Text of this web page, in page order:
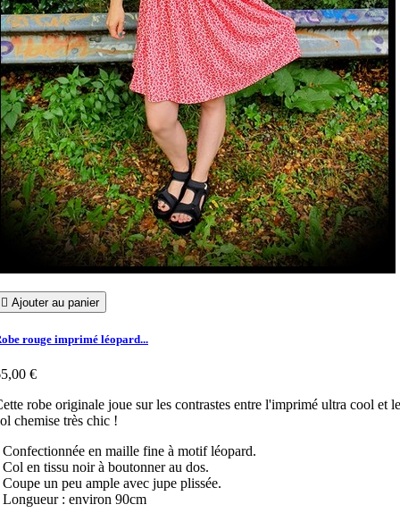
 Ajouter au panier
rouge imprimé léopard...
€
robe originale joue sur les contrastes entre l'imprimé ultra cool et le
chemise très chic !
Confectionnée en maille fine à motif léopard.
Col en tissu noir à boutonner au dos.
Coupe un peu ample avec jupe plissée.
Longueur : environ 90cm